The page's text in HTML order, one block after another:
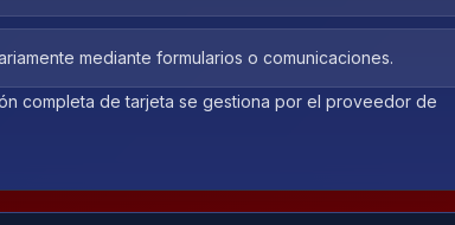
mediante formularios o comunicaciones.
completa de tarjeta se gestiona por el proveedor de